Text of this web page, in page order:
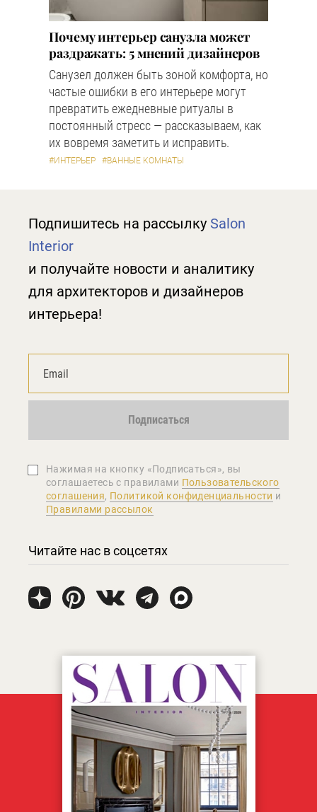
Почему интерьер санузла может
раздражать: 5 мнений дизайнеров
Санузел должен быть зоной комфорта, но
частые ошибки в его интерьере могут
превратить ежедневные ритуалы в
постоянный стресс — рассказываем, как
их вовремя заметить и исправить.
#ИНТЕРЬЕР #ВАННЫЕ КОМНАТЫ
Подпишитесь на рассылку Salon
Interior
и получайте новости и аналитику
для архитекторов и дизайнеров
интерьера!
Подписаться
Нажимая на кнопку «Подписаться», вы
соглашаетеcь с правилами Пользовательского
соглашения, Политикой конфиденциальности и
Правилами рассылок
Читайте нас в соцсетях